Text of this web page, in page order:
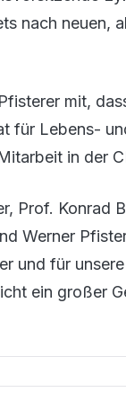
nach neuen,
mit,
für Lebens-
in der
Prof. Konrad
Werner
und für
ein großer